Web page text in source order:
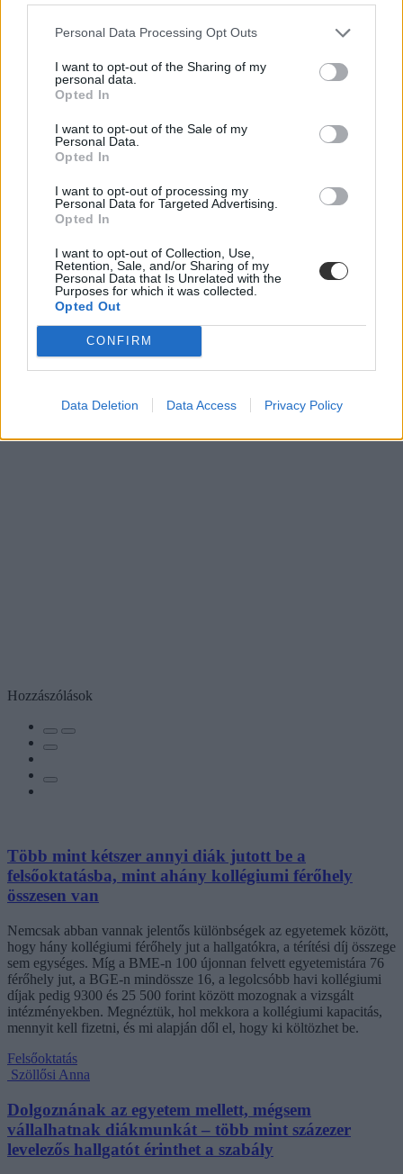
Personal Data Processing Opt Outs
I want to opt-out of the Sharing of my
personal data.
Opted In
I want to opt-out of the Sale of my
Personal Data.
Opted In
I want to opt-out of processing my
Personal Data for Targeted Advertising.
Opted In
I want to opt-out of Collection, Use,
Retention, Sale, and/or Sharing of my
Personal Data that Is Unrelated with the
Purposes for which it was collected.
Opted Out
CONFIRM
Data Deletion Data Access Privacy Policy
Hozzászólások
Több mint kétszer annyi diák jutott be a
felsőoktatásba, mint ahány kollégiumi férőhely
összesen van
Nemcsak abban vannak jelentős különbségek az egyetemek között,
hogy hány kollégiumi férőhely jut a hallgatókra, a térítési díj összege
sem egységes. Míg a BME-n 100 újonnan felvett egyetemistára 76
férőhely jut, a BGE-n mindössze 16, a legolcsóbb havi kollégiumi
díjak pedig 9300 és 25 500 forint között mozognak a vizsgált
intézményekben. Megnéztük, hol mekkora a kollégiumi kapacitás,
mennyit kell fizetni, és mi alapján dől el, hogy ki költözhet be.
Felsőoktatás
Szöllősi Anna
Dolgoznának az egyetem mellett, mégsem
vállalhatnak diákmunkát – több mint százezer
levelezős hallgatót érinthet a szabály